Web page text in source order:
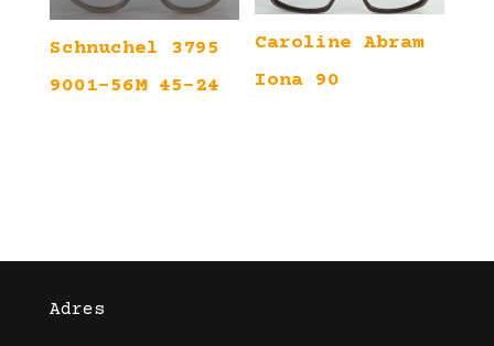
Schnuchel 3795
9001-56M 45-24
Caroline Abram
Iona 90
Adres